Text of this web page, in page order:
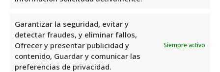
Garantizar la seguridad, evitar y
detectar fraudes, y eliminar fallos,
Ofrecer y presentar publicidad y
contenido, Guardar y comunicar las
preferencias de privacidad.
Siempre activo
Orihuela Sl
Días Horario